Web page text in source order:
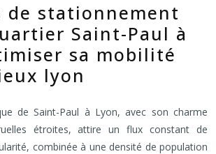
de stationnement
Saint-Paul à
sa mobilité
lyon
de Saint-Paul à Lyon, avec son charme
étroites, attire un flux constant de
combinée à une densité de population